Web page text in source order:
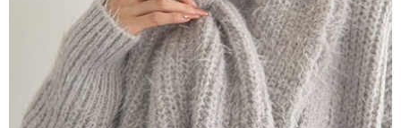
2.基於同意付款使用「大哥付你分期」之契約關係目的，商店將以您的個人
資料（包含姓名、電話或地址）提供予台灣大哥大進項蒐集、處理及利用，
由本公司與您本人進行分期帳單所需資料之確認、核對及更正。
3.完整用戶服務條款，請詳閱以下連結：https://oppay.tw/userRule
後付繳納相關費用。
※ 交易是否成功請以「AFTEE先享後付 」之結帳頁面顯示為準，若有關於
是否繳費成功／繳費後需取消欲退款等相關疑問，請聯繫「AFTEE先享後付
客戶支援中心」 https://netprotections.freshdesk.com/support/home
【注意事項】
１．透過由恩沛科技股份有限公司提供之「AFTEE先享後付」服務完成之交
易，需依本服務之必要範圍內提供個人資料，並將交易相關給付款項請求債
萊爾富純取貨
每筆NT$60，滿NT$888(含以上)免運費
7-11取貨付款
每筆NT$60，滿NT$888(含以上)免運費